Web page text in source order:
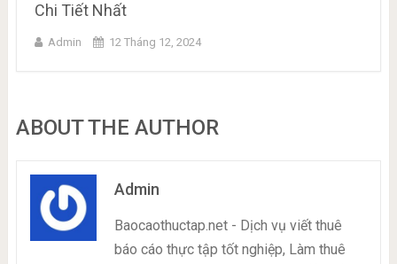
Chi Tiết Nhất
Admin 12 Tháng 12, 2024
ABOUT THE AUTHOR
Admin
Baocaothuctap.net - Dịch vụ viết thuê
báo cáo thực tập tốt nghiệp, Làm thuê